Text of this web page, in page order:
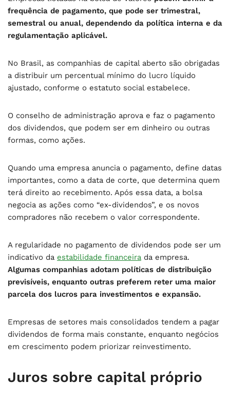
frequência de pagamento, que pode ser trimestral,
semestral ou anual, dependendo da política interna e da
regulamentação aplicável.
No Brasil, as companhias de capital aberto são obrigadas
a distribuir um percentual mínimo do lucro líquido
ajustado, conforme o estatuto social estabelece.
O conselho de administração aprova e faz o pagamento
dos dividendos, que podem ser em dinheiro ou outras
formas, como ações.
Quando uma empresa anuncia o pagamento, define datas
importantes, como a data de corte, que determina quem
terá direito ao recebimento. Após essa data, a bolsa
negocia as ações como “ex-dividendos”, e os novos
compradores não recebem o valor correspondente.
A regularidade no pagamento de dividendos pode ser um
indicativo da estabilidade financeira da empresa.
Algumas companhias adotam políticas de distribuição
previsíveis, enquanto outras preferem reter uma maior
parcela dos lucros para investimentos e expansão.
Empresas de setores mais consolidados tendem a pagar
dividendos de forma mais constante, enquanto negócios
em crescimento podem priorizar reinvestimento.
Juros sobre capital próprio